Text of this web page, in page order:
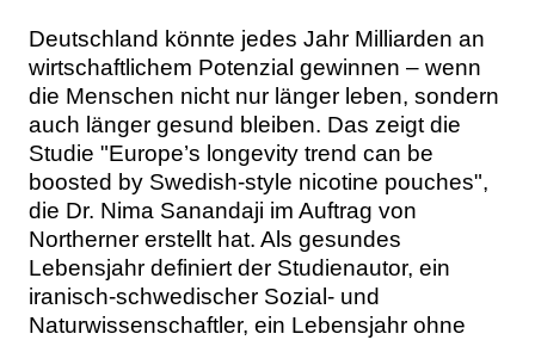
Deutschland könnte jedes Jahr Milliarden an
wirtschaftlichem Potenzial gewinnen – wenn
die Menschen nicht nur länger leben, sondern
auch länger gesund bleiben. Das zeigt die
Studie "Europe’s longevity trend can be
boosted by Swedish-style nicotine pouches",
die Dr. Nima Sanandaji im Auftrag von
Northerner erstellt hat. Als gesundes
Lebensjahr definiert der Studienautor, ein
iranisch-schwedischer Sozial- und
Naturwissenschaftler, ein Lebensjahr ohne